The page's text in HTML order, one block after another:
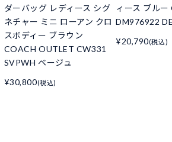
ダーバッグ レディース シグ
ネチャー ミニ ローアン クロ
スボディー ブラウン
COACH OUTLET CW331
SVPWH ベージュ
¥30,800(税込)
ィース ブルー
DM976922
¥20,790(税込)